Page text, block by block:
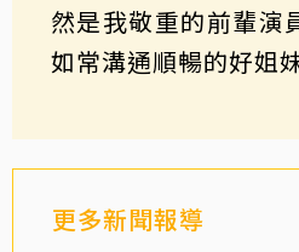
然是我敬重的前輩演
如常溝通順暢的好姐
更多新聞報導